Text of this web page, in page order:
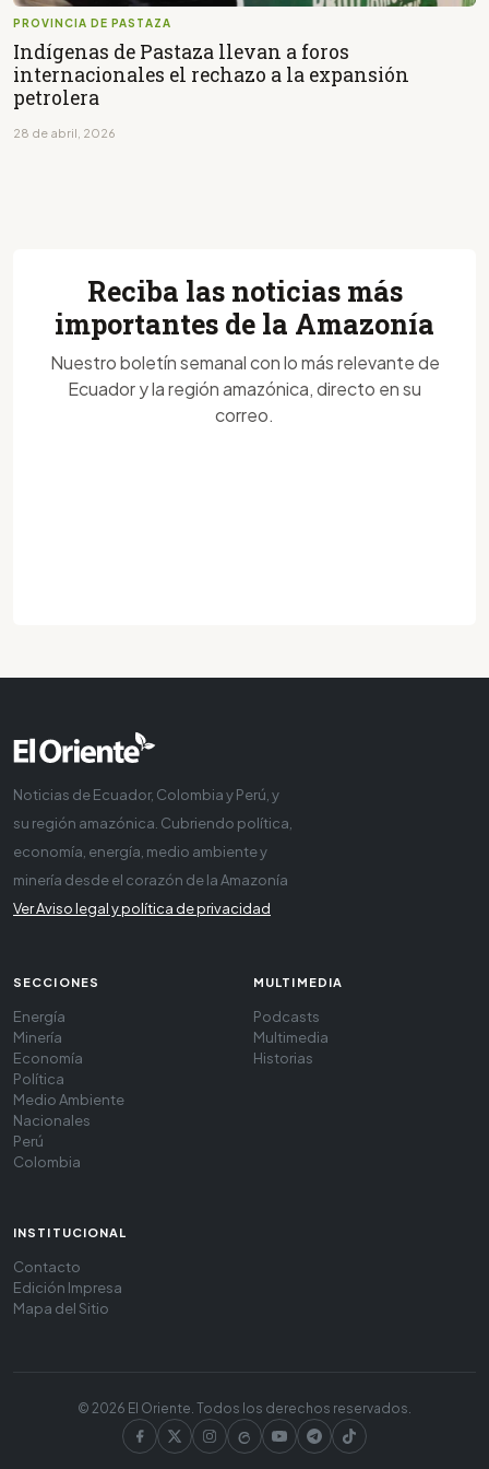
PROVINCIA DE PASTAZA
Indígenas de Pastaza llevan a foros
internacionales el rechazo a la expansión
petrolera
28 de abril, 2026
Reciba las noticias más
importantes de la Amazonía
Nuestro boletín semanal con lo más relevante de
Ecuador y la región amazónica, directo en su
correo.
Noticias de Ecuador, Colombia y Perú, y
su región amazónica. Cubriendo política,
economía, energía, medio ambiente y
minería desde el corazón de la Amazonía
Ver Aviso legal y política de privacidad
SECCIONES
Energía
Minería
Economía
Política
Medio Ambiente
Nacionales
Perú
Colombia
MULTIMEDIA
Podcasts
Multimedia
Historias
INSTITUCIONAL
Contacto
Edición Impresa
Mapa del Sitio
© 2026 El Oriente. Todos los derechos reservados.